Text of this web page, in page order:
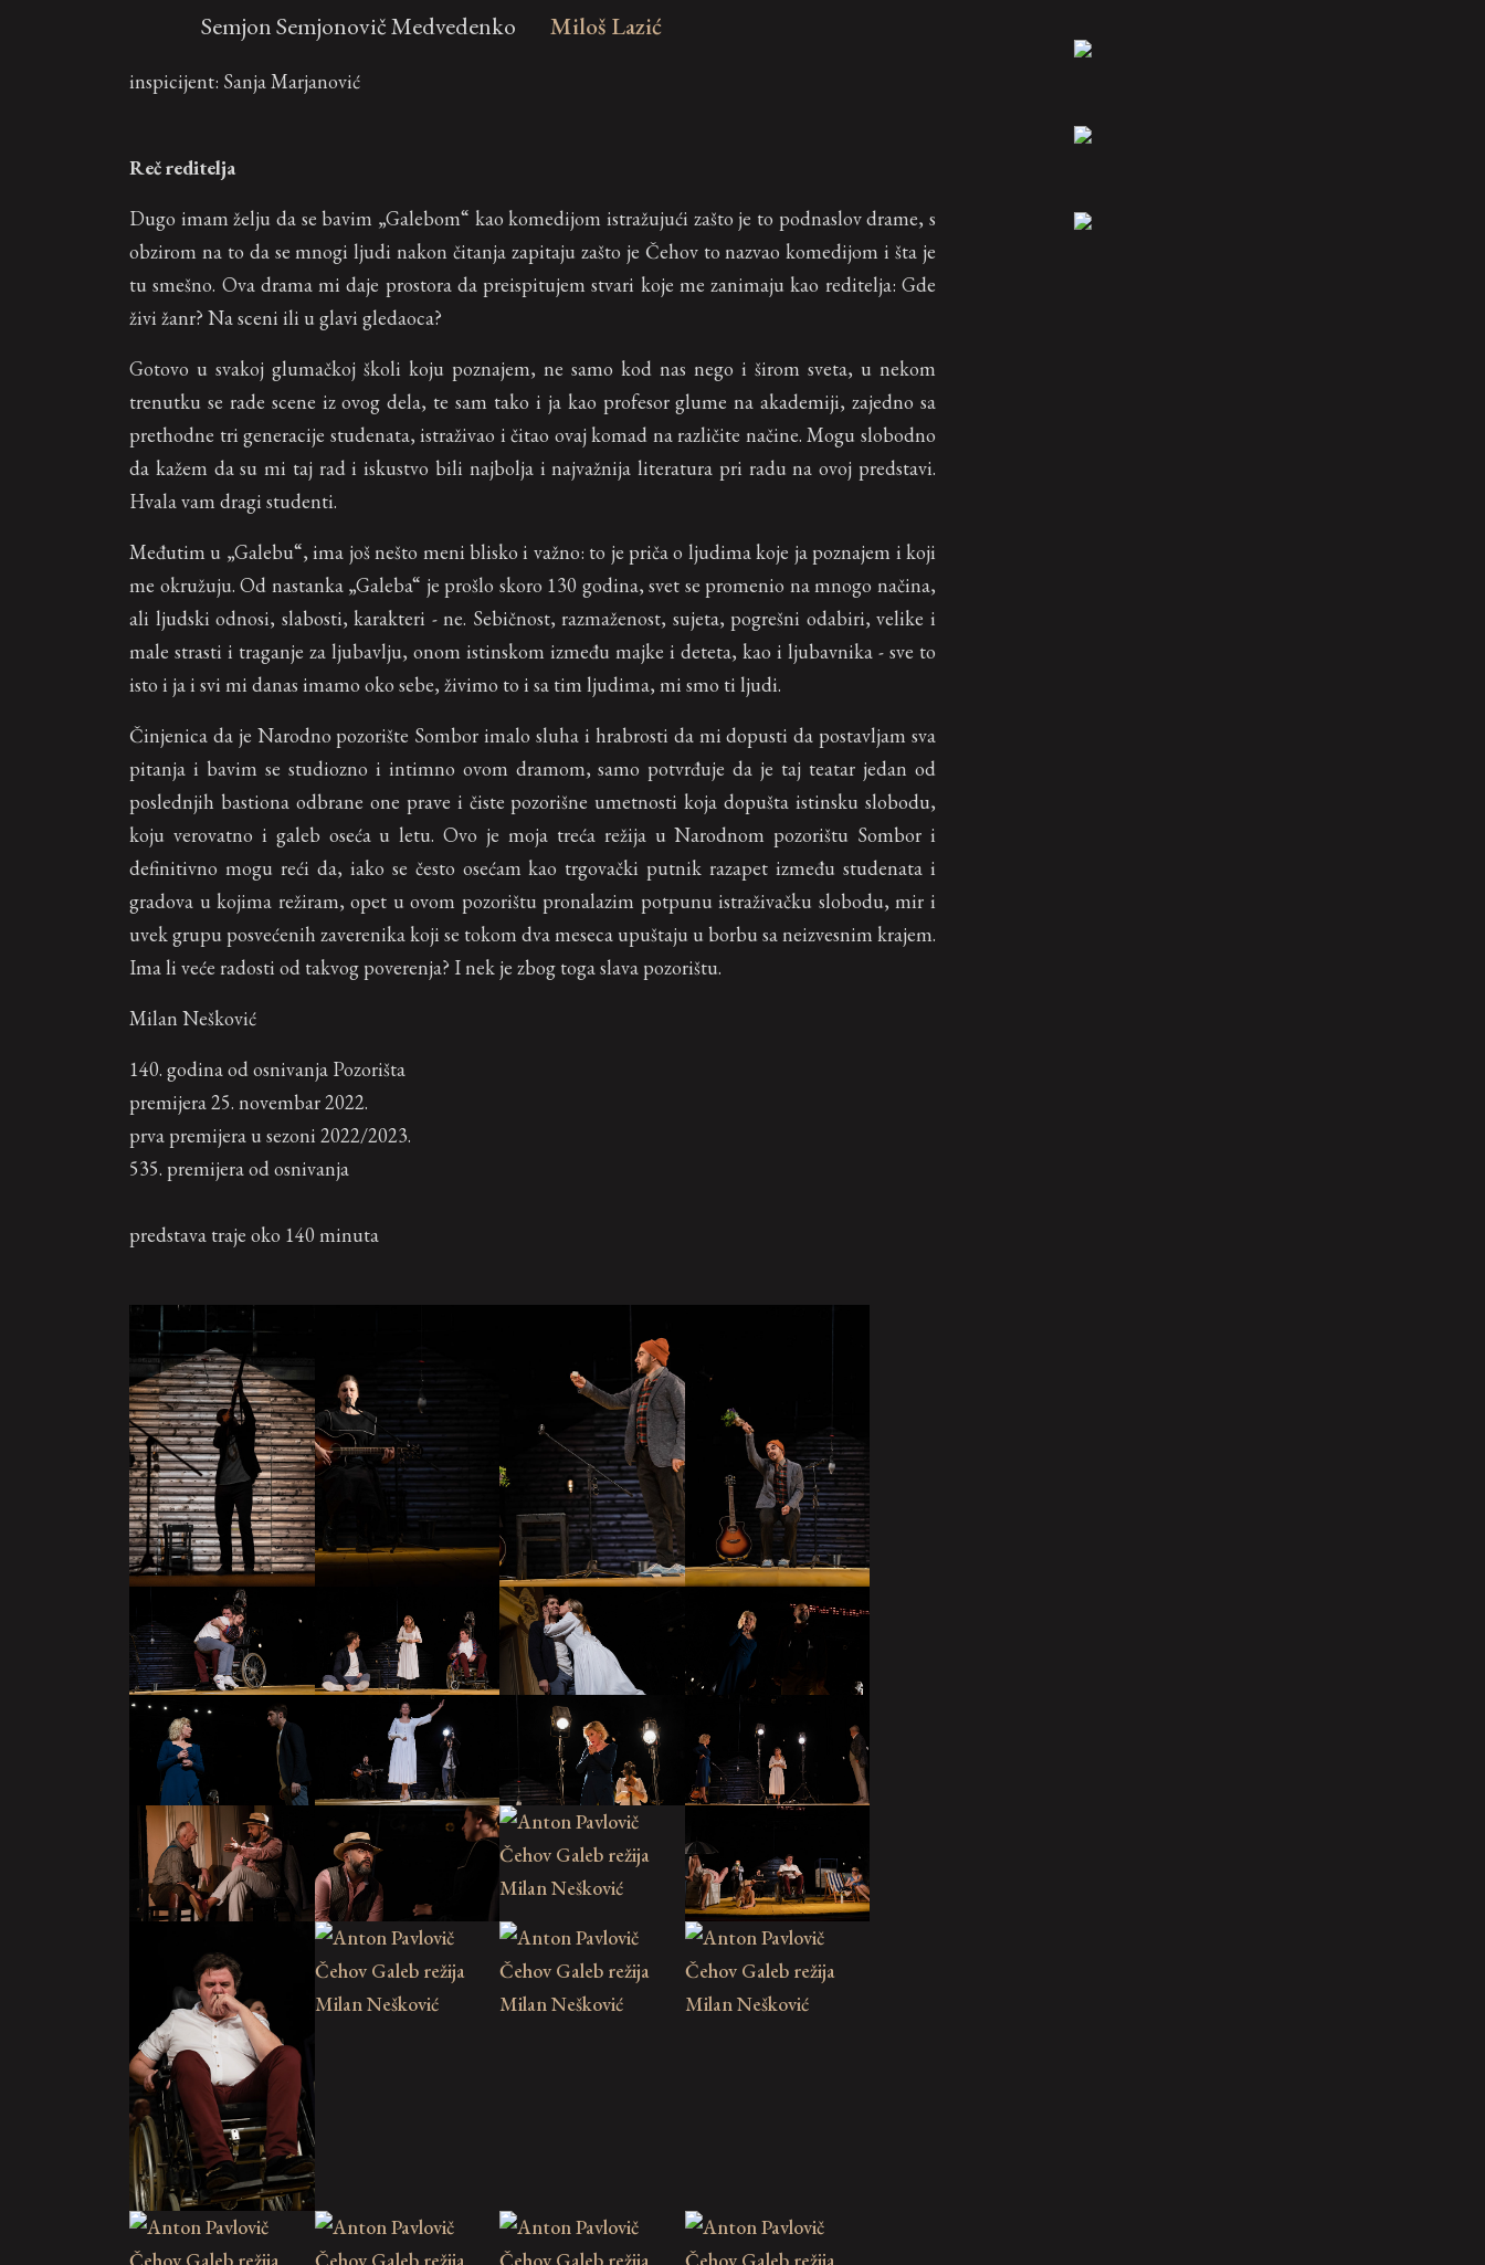
Semjon Semjonovič Medvedenko
Miloš Lazić
inspicijent: Sanja Marjanović
Reč reditelja
Dugo imam želju da se bavim „Galebom“ kao komedijom istražujući zašto je to podnaslov drame, s
obzirom na to da se mnogi ljudi nakon čitanja zapitaju zašto je Čehov to nazvao komedijom i šta je
tu smešno. Ova drama mi daje prostora da preispitujem stvari koje me zanimaju kao reditelja: Gde
živi žanr? Na sceni ili u glavi gledaoca?
Gotovo u svakoj glumačkoj školi koju poznajem, ne samo kod nas nego i širom sveta, u nekom
trenutku se rade scene iz ovog dela, te sam tako i ja kao profesor glume na akademiji, zajedno sa
prethodne tri generacije studenata, istraživao i čitao ovaj komad na različite načine. Mogu slobodno
da kažem da su mi taj rad i iskustvo bili najbolja i najvažnija literatura pri radu na ovoj predstavi.
Hvala vam dragi studenti.
Međutim u „Galebu“, ima još nešto meni blisko i važno: to je priča o ljudima koje ja poznajem i koji
me okružuju. Od nastanka „Galeba“ je prošlo skoro 130 godina, svet se promenio na mnogo načina,
ali ljudski odnosi, slabosti, karakteri - ne. Sebičnost, razmaženost, sujeta, pogrešni odabiri, velike i
male strasti i traganje za ljubavlju, onom istinskom između majke i deteta, kao i ljubavnika - sve to
isto i ja i svi mi danas imamo oko sebe, živimo to i sa tim ljudima, mi smo ti ljudi.
Činjenica da je Narodno pozorište Sombor imalo sluha i hrabrosti da mi dopusti da postavljam sva
pitanja i bavim se studiozno i intimno ovom dramom, samo potvrđuje da je taj teatar jedan od
poslednjih bastiona odbrane one prave i čiste pozorišne umetnosti koja dopušta istinsku slobodu,
koju verovatno i galeb oseća u letu. Ovo je moja treća režija u Narodnom pozorištu Sombor i
definitivno mogu reći da, iako se često osećam kao trgovački putnik razapet između studenata i
gradova u kojima režiram, opet u ovom pozorištu pronalazim potpunu istraživačku slobodu, mir i
uvek grupu posvećenih zaverenika koji se tokom dva meseca upuštaju u borbu sa neizvesnim krajem.
Ima li veće radosti od takvog poverenja? I nek je zbog toga slava pozorištu.
Milan Nešković
140. godina od osnivanja Pozorišta
premijera 25. novembar 2022.
prva premijera u sezoni 2022/2023.
535. premijera od osnivanja
predstava traje oko 140 minuta